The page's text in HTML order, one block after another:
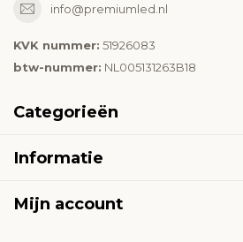
info@premiumled.nl
KVK nummer: 51926083
btw-nummer: NL005131263B18
Categorieën
Informatie
Mijn account